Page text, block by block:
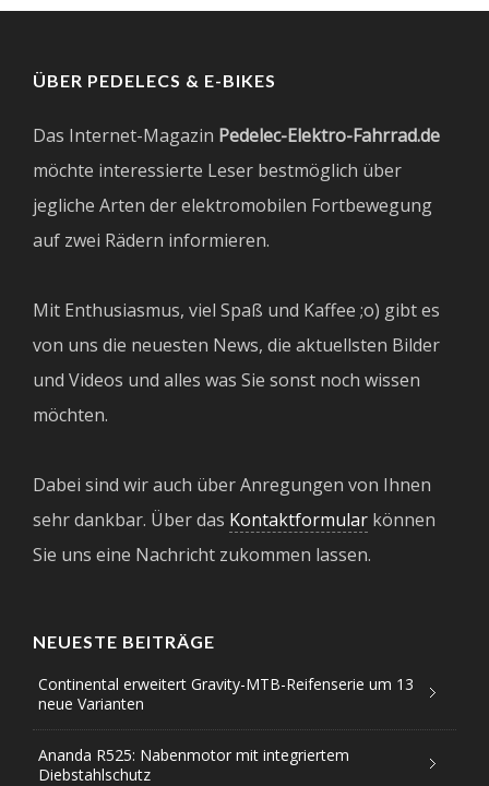
ÜBER PEDELECS & E-BIKES
Das Internet-Magazin Pedelec-Elektro-Fahrrad.de
möchte interessierte Leser bestmöglich über
jegliche Arten der elektromobilen Fortbewegung
auf zwei Rädern informieren.
Mit Enthusiasmus, viel Spaß und Kaffee ;o) gibt es
von uns die neuesten News, die aktuellsten Bilder
und Videos und alles was Sie sonst noch wissen
möchten.
Dabei sind wir auch über Anregungen von Ihnen
sehr dankbar. Über das Kontaktformular können
Sie uns eine Nachricht zukommen lassen.
NEUESTE BEITRÄGE
Continental erweitert Gravity-MTB-Reifenserie um 13
neue Varianten
Ananda R525: Nabenmotor mit integriertem
Diebstahlschutz